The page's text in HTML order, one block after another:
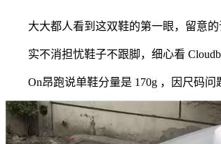
大大都人看到这双鞋的第一眼，留意的
实不消担忧鞋子不跟脚，细心看
On昂跑说单鞋分量是 170g ，因尺码问